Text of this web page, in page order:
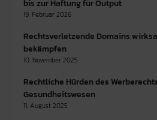
bis zur Haftung für Output
19. Februar 2026
Rechtsverletzende Domains
bekämpfen
10. November 2025
Rechtliche Hürden des
Gesundheitswesen
11. August 2025